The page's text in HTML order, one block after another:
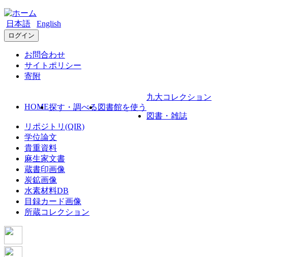
日本語 English
ログイン
お問合わせ
サイトポリシー
寄附
HOME探す・調べる 図書館を使う
九大コレクション
図書・雑誌
リポジトリ(QIR)
学位論文
貴重資料
麻生家文書
蔵書印画像
炭鉱画像
水素材料DB
目録カード画像
所蔵コレクション